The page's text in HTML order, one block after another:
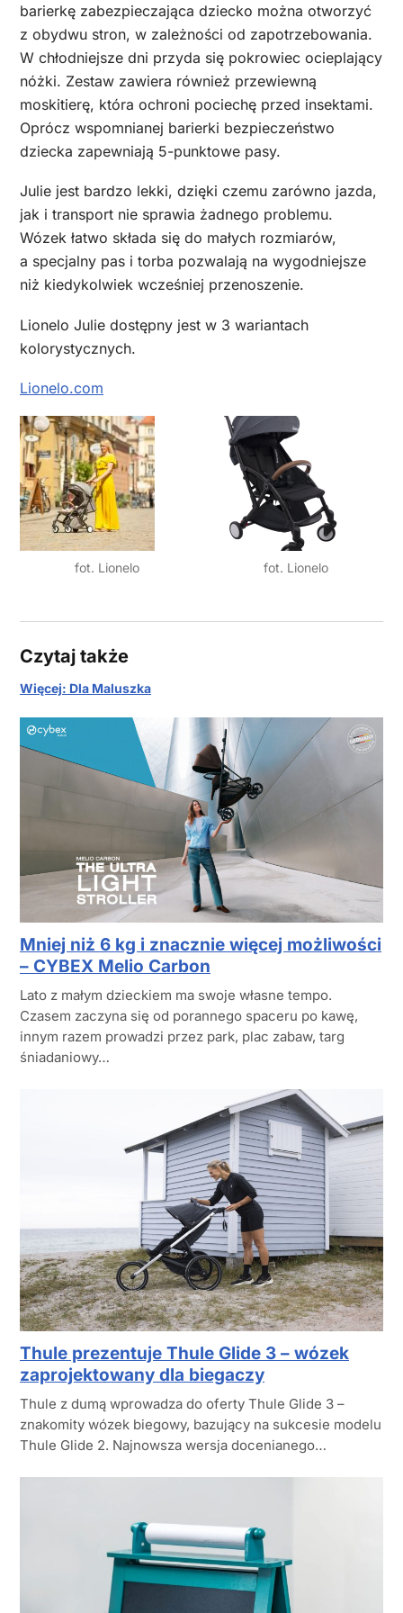
barierkę zabezpieczająca dziecko można otworzyć
z obydwu stron, w zależności od zapotrzebowania.
W chłodniejsze dni przyda się pokrowiec ocieplający
nóżki. Zestaw zawiera również przewiewną
moskitierę, która ochroni pociechę przed insektami.
Oprócz wspomnianej barierki bezpieczeństwo
dziecka zapewniają 5-punktowe pasy.
Julie jest bardzo lekki, dzięki czemu zarówno jazda,
jak i transport nie sprawia żadnego problemu.
Wózek łatwo składa się do małych rozmiarów,
a specjalny pas i torba pozwalają na wygodniejsze
niż kiedykolwiek wcześniej przenoszenie.
Lionelo Julie dostępny jest w 3 wariantach
kolorystycznych.
Lionelo.com
fot. Lionelo fot. Lionelo
Czytaj także
Więcej: Dla Maluszka
Mniej niż 6 kg i znacznie więcej możliwości
– CYBEX Melio Carbon
Lato z małym dzieckiem ma swoje własne tempo.
Czasem zaczyna się od porannego spaceru po kawę,
innym razem prowadzi przez park, plac zabaw, targ
śniadaniowy…
Thule prezentuje Thule Glide 3 – wózek
zaprojektowany dla biegaczy
Thule z dumą wprowadza do oferty Thule Glide 3 –
znakomity wózek biegowy, bazujący na sukcesie modelu
Thule Glide 2. Najnowsza wersja docenianego…